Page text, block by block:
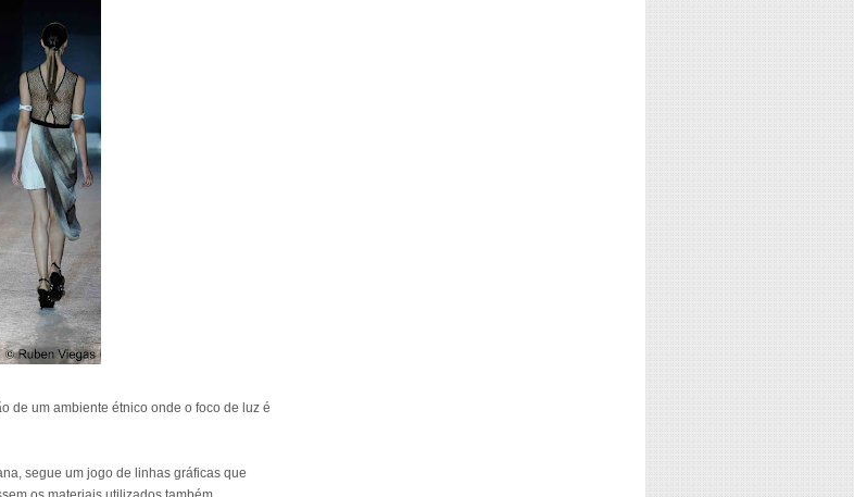
de um ambiente étnico onde o foco de luz é
segue um jogo de linhas gráficas que